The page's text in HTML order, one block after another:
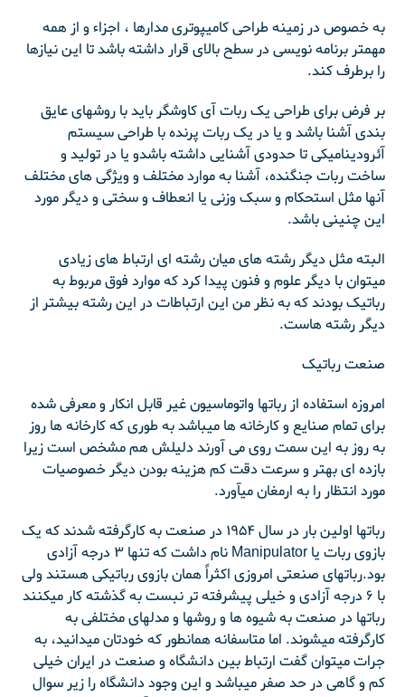
به خصوص در زمینه طراحی کامیپوتری مدارها ، اجزاء و از همه
مهمتر برنامه نویسی در سطح بالای قرار داشته باشد تا این نیازها
را برطرف کند.
بر فرض برای طراحی یک ربات آی کاوشگر باید با روشهای عایق
بندی آشنا باشد و یا در یک ربات پرنده با طراحی سیستم
آئرودینامیکی تا حدودی آشنایی داشته باشدو یا در تولید و
ساخت ربات جنگنده، آشنا به موارد مختلف و ویژگی های مختلف
آنها مثل استحکام و سبک وزنی یا انعطاف و سختی و دیگر مورد
این چنینی باشد.
البته مثل دیگر رشته های میان رشته ای ارتباط های زیادی
میتوان با دیگر علوم و فنون پیدا کرد که موارد فوق مربوط به
رباتیک بودند که به نظر من این ارتباطات در این رشته بیشتر از
دیگر رشته هاست.
صنعت رباتیک
امروزه استفاده از رباتها واتوماسیون غیر قابل انکار و معرفی شده
برای تمام صنایع و کارخانه ها میباشد به طوری که کارخانه ها روز
به روز به این سمت روی می آورند دلیلش هم مشخص است زیرا
بازده ای بهتر و سرعت دقت کم هزینه بودن دیگر خصوصیات
مورد انتظار را به ارمغان میآورد.
رباتها اولین بار در سال ۱۹۵۴ در صنعت به کارگرفته شدند که یک
بازوی ربات یا Manipulator نام داشت که تنها ۳ درجه آزادی
بود.رباتهای صنعتی امروزی اکثراً همان بازوی رباتیکی هستند ولی
با ۶ درجه آزادی و خیلی پیشرفته تر نبست به گذشته کار میکنند
رباتها در صنعت به شیوه ها و روشها و مدلهای مختلفی به
کارگرفته میشوند. اما متاسفانه همانطور که خودتان میدانید، به
جرات میتوان گفت ارتباط بین دانشگاه و صنعت در ایران خیلی
کم و گاهی در حد صفر میباشد و این وجود دانشگاه را زیر سوال